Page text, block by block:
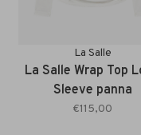
La Salle
La Salle Wrap Top
Sleeve panna
€115,00